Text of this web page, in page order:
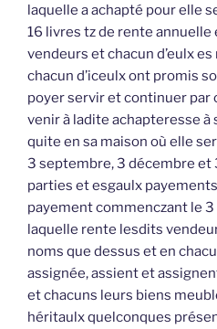
laquelle a achapté pour elle
16 livres tz de rente
vendeurs et chacun d’eulx
chacun d’iceulx ont promis
poyer servir et continuer par
venir à ladite achapteresse
quite en sa maison où elle
3 septembre, 3 décembre et
parties et esgaulx
payement commenczant le
laquelle rente lesdits
noms que dessus et en
assignée, assient et
et chacuns leurs biens
héritaulx quelconques